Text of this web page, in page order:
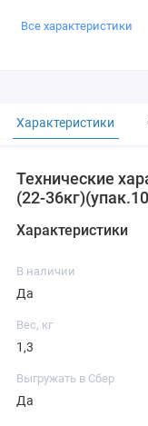
Все характеристики
Характеристики
Технические
(22-
Характеристики
В наличии
Да
Вес, кг
1,3
Выгружать в Сбер
Да